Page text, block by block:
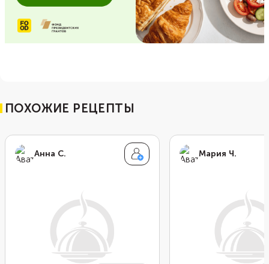
ПОХОЖИЕ РЕЦЕПТЫ
Анна С. Мария Ч.